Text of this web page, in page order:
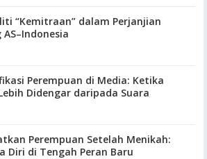
“Kemitraan” dalam Perjanjian
AS–Indonesia
Perempuan di Media: Ketika
Didengar daripada Suara
Perempuan Setelah Menikah:
Diri di Tengah Peran Baru